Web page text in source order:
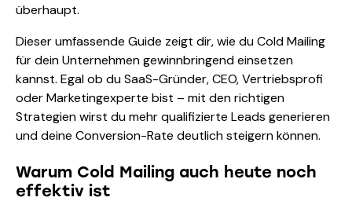
überhaupt.
Dieser umfassende Guide zeigt dir, wie du Cold Mailing
für dein Unternehmen gewinnbringend einsetzen
kannst. Egal ob du SaaS-Gründer, CEO, Vertriebsprofi
oder Marketingexperte bist – mit den richtigen
Strategien wirst du mehr qualifizierte Leads generieren
und deine Conversion-Rate deutlich steigern können.
Warum Cold Mailing auch heute noch
effektiv ist